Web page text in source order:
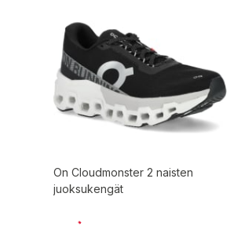
On Cloudmonster 2 naisten
juoksukengät